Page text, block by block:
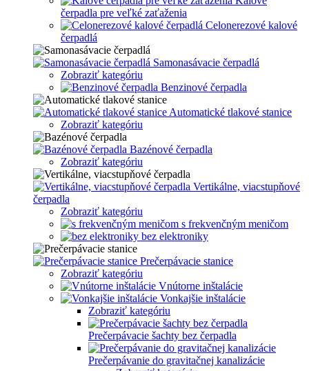
čerpadla pre veľké zaťaženia
Celonerezové kalové
čerpadlá
Samonasávacie čerpadlá
Zobraziť kategóriu
Benzinové čerpadla
Automatické tlakové stanice
Zobraziť kategóriu
Bazénové čerpadla
Zobraziť kategóriu
Vertikálne, viacstupňové
čerpadla
Zobraziť kategóriu
s frekvenčným meničom
bez elektroniky
Prečerpávacie stanice
Zobraziť kategóriu
Vnútorne inštalácie
Vonkajšie inštalácie
Zobraziť kategóriu
Prečerpávacie šachty bez čerpadla
Prečerpávanie do gravitačnej kanalizácie